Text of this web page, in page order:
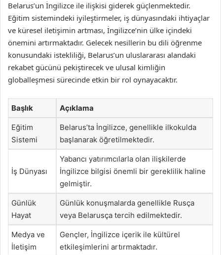
Belarus’un İngilizce ile ilişkisi giderek güçlenmektedir.
Eğitim sistemindeki iyileştirmeler, iş dünyasındaki ihtiyaçlar
ve küresel iletişimin artması, İngilizce’nin ülke içindeki
önemini artırmaktadır. Gelecek nesillerin bu dili öğrenme
konusundaki istekliliği, Belarus’un uluslararası alandaki
rekabet gücünü pekiştirecek ve ulusal kimliğin
globalleşmesi sürecinde etkin bir rol oynayacaktır.
Başlık Açıklama
Eğitim
Sistemi
Belarus’ta İngilizce, genellikle ilkokulda
başlanarak öğretilmektedir.
İş Dünyası
Yabancı yatırımcılarla olan ilişkilerde
İngilizce bilgisi önemli bir gereklilik haline
gelmiştir.
Günlük
Hayat
Günlük konuşmalarda genellikle Rusça
veya Belarusça tercih edilmektedir.
Medya ve
İletişim
Gençler, İngilizce içerik ile kültürel
etkileşimlerini artırmaktadır.